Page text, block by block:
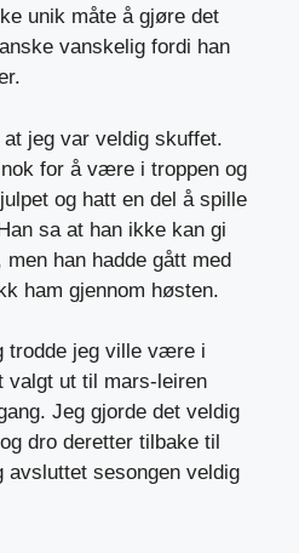
unik måte å gjøre det
vanskelig fordi han
jeg var veldig skuffet.
for å være i troppen og
og hatt en del å spille
sa at han ikke kan gi
han hadde gått med
ham gjennom høsten.
trodde jeg ville være i
valgt ut til mars-leiren
Jeg gjorde det veldig
dro deretter tilbake til
avsluttet sesongen veldig